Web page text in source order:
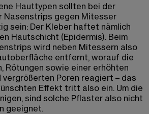
Hauttypen sollten bei der
Nasenstrips gegen Mitesser
sein: Der Kleber haftet nämlich
Hautschicht (Epidermis). Beim
wird neben Mitessern also
entfernt, worauf die
Rötungen sowie einer erhöhten
vergrößerten Poren reagiert – das
Effekt tritt also ein. Um die
sind solche Pflaster also nicht
geeignet.